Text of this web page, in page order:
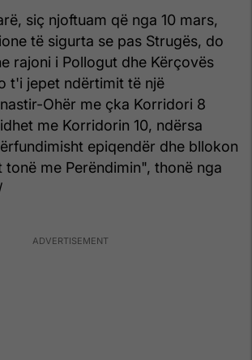
siç njoftuam që nga 10 mars,
të sigurta se pas Strugës, do
rajoni i Pollogut dhe Kërçovës
t'i jepet ndërtimit të një
Ohër me çka Korridori 8
me Korridorin 10, ndërsa
epiqendër dhe bllokon
tonë me Perëndimin", thonë nga